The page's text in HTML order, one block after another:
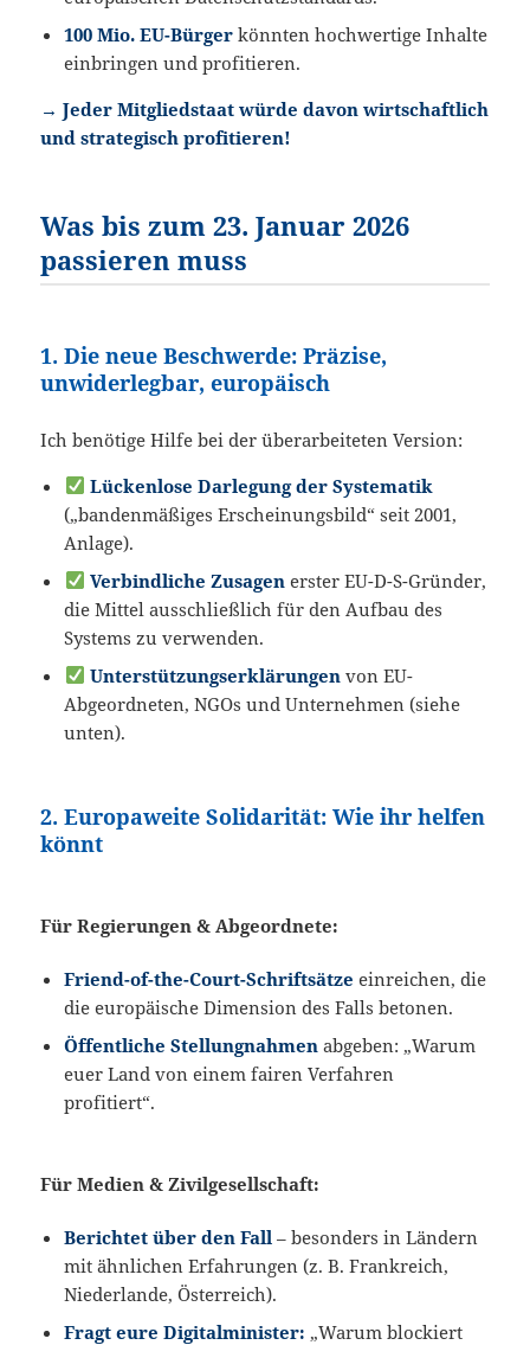
100 Mio. EU-Bürger könnten hochwertige Inhalte
einbringen und profitieren.
→ Jeder Mitgliedstaat würde davon wirtschaftlich
und strategisch profitieren!
Was bis zum 23. Januar 2026
passieren muss
1. Die neue Beschwerde: Präzise,
unwiderlegbar, europäisch
Ich benötige Hilfe bei der überarbeiteten Version:
Lückenlose Darlegung der Systematik
(„bandenmäßiges Erscheinungsbild“ seit 2001,
Anlage).
Verbindliche Zusagen erster EU-D-S-Gründer,
die Mittel ausschließlich für den Aufbau des
Systems zu verwenden.
Unterstützungserklärungen von EU-
Abgeordneten, NGOs und Unternehmen (siehe
unten).
2. Europaweite Solidarität: Wie ihr helfen
könnt
Für Regierungen & Abgeordnete:
Friend-of-the-Court-Schriftsätze einreichen, die
die europäische Dimension des Falls betonen.
Öffentliche Stellungnahmen abgeben: „Warum
euer Land von einem fairen Verfahren
profitiert“.
Für Medien & Zivilgesellschaft:
Berichtet über den Fall – besonders in Ländern
mit ähnlichen Erfahrungen (z. B. Frankreich,
Niederlande, Österreich).
Fragt eure Digitalminister: „Warum blockiert